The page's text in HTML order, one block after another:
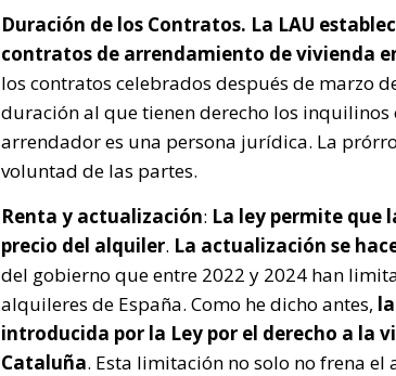
Duración de los Contratos. La LAU
contratos de arrendamiento de vivienda
los contratos celebrados después de marzo
duración al que tienen derecho los inquilinos
arrendador es una persona jurídica. La
voluntad de las partes.
Renta y actualización: La ley permite que
precio del alquiler. La actualización se
del gobierno que entre 2022 y 2024 han
alquileres de España. Como he dicho antes,
introducida por la Ley por el derecho a la
Cataluña. Esta limitación no solo no frena el